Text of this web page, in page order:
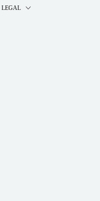
LEGAL